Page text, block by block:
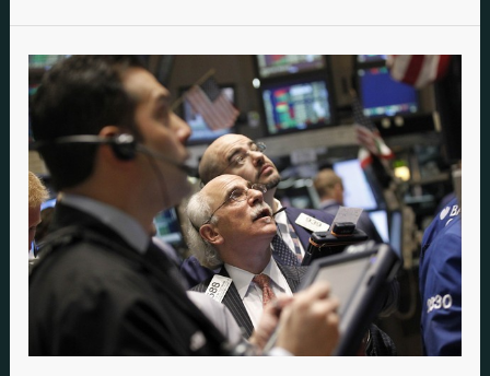
El
trading
automático
y
sus
ventajas